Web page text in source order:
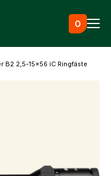
0
B2 2,5-15×56 iC Ringfäste